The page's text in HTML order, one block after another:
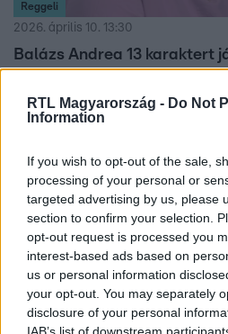
RTL Magyarország - Do Not
Information
If you wish to opt-out of the sale,
processing of your personal or
targeted advertising by us, please
section to confirm your selection.
opt-out request is processed you
interest-based ads based on
us or personal information
your opt-out. You may separately
disclosure of your personal
IAB’s list of downstream
Reggeli
2026. április 10. 13:30
Balázs Andrea 13 karaktert
Balázs Andrea 13 szerepet
című előadásban. A színésznő a